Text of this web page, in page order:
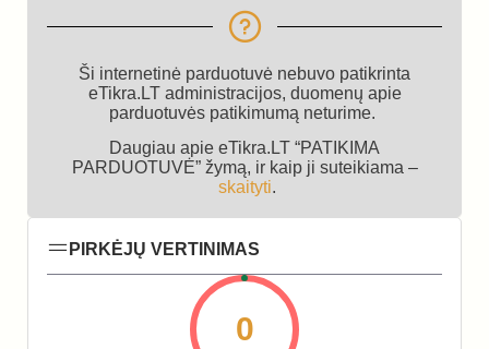
Ši internetinė parduotuvė nebuvo patikrinta
eTikra.LT administracijos, duomenų apie
parduotuvės patikimumą neturime.
Daugiau apie eTikra.LT “PATIKIMA
PARDUOTUVĖ” žymą, ir kaip ji suteikiama –
skaityti.
PIRKĖJŲ VERTINIMAS
0